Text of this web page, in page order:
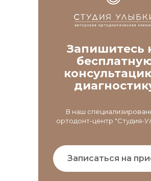
Запишитесь
В наш
ортодонт-центр "Студия-
Записаться на